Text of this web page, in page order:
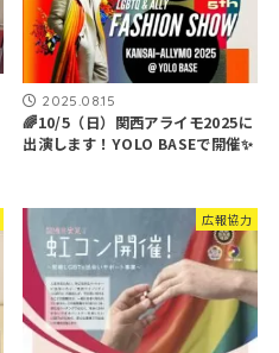
2025.08.15
🌈10/5（日）関西アライモ2025に
出演します！YOLO BASEで開催✨
広報協力